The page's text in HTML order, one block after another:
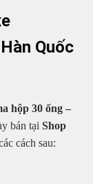
Quốc
hộp 30 ống –
bán tại Shop
cách sau: